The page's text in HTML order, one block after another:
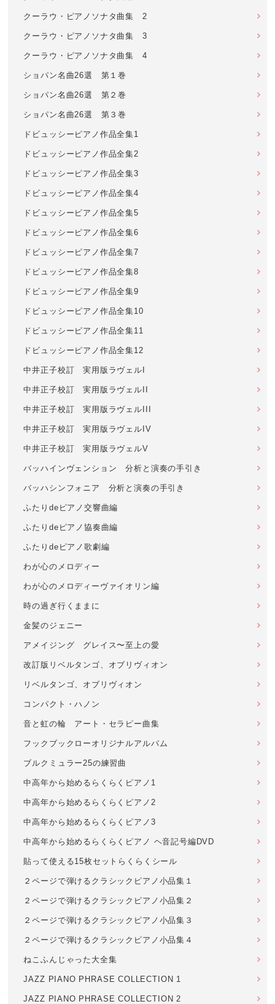
クーラウ・ピアノソナタ曲集 2
クーラウ・ピアノソナタ曲集 3
クーラウ・ピアノソナタ曲集 4
ショパン名曲26選 第１巻
ショパン名曲26選 第２巻
ショパン名曲26選 第３巻
ドビュッシーピアノ作品全集1
ドビュッシーピアノ作品全集2
ドビュッシーピアノ作品全集3
ドビュッシーピアノ作品全集4
ドビュッシーピアノ作品全集5
ドビュッシーピアノ作品全集6
ドビュッシーピアノ作品全集7
ドビュッシーピアノ作品全集8
ドビュッシーピアノ作品全集9
ドビュッシーピアノ作品全集10
ドビュッシーピアノ作品全集11
ドビュッシーピアノ作品全集12
中井正子校訂 実用版ラヴェルI
中井正子校訂 実用版ラヴェルII
中井正子校訂 実用版ラヴェルIII
中井正子校訂 実用版ラヴェルIV
中井正子校訂 実用版ラヴェルV
バッハインヴェンション 分析と演奏の手引き
バッハシンフォニア 分析と演奏の手引き
ふたりdeピアノ交響曲編
ふたりdeピアノ協奏曲編
ふたりdeピアノ歌劇編
わが心のメロディー
わが心のメロディーヴァイオリン編
時の過ぎ行くままに
金髪のジェニー
アメイジング グレイス〜至上の愛
改訂版リベルタンゴ、オブリヴィオン
リベルタンゴ、オブリヴィオン
コンパクト・ハノン
音と虹の輪 アート・セラピー曲集
フックブックローオリジナルアルバム
ブルクミュラー25の練習曲
中高年から始めるらくらくピアノ1
中高年から始めるらくらくピアノ2
中高年から始めるらくらくピアノ3
中高年から始めるらくらくピアノ ヘ音記号編DVD
貼って使える15枚セットらくらくシール
２ページで弾けるクラシックピアノ小品集１
２ページで弾けるクラシックピアノ小品集２
２ページで弾けるクラシックピアノ小品集３
２ページで弾けるクラシックピアノ小品集４
ねこふんじゃった大全集
JAZZ PIANO PHRASE COLLECTION 1
JAZZ PIANO PHRASE COLLECTION 2